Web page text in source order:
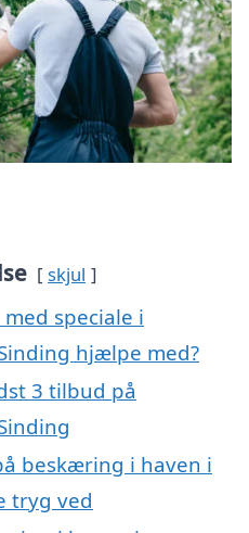
skjul
speciale i
hjælpe med?
3 tilbud på
beskæring i haven i
tryg ved